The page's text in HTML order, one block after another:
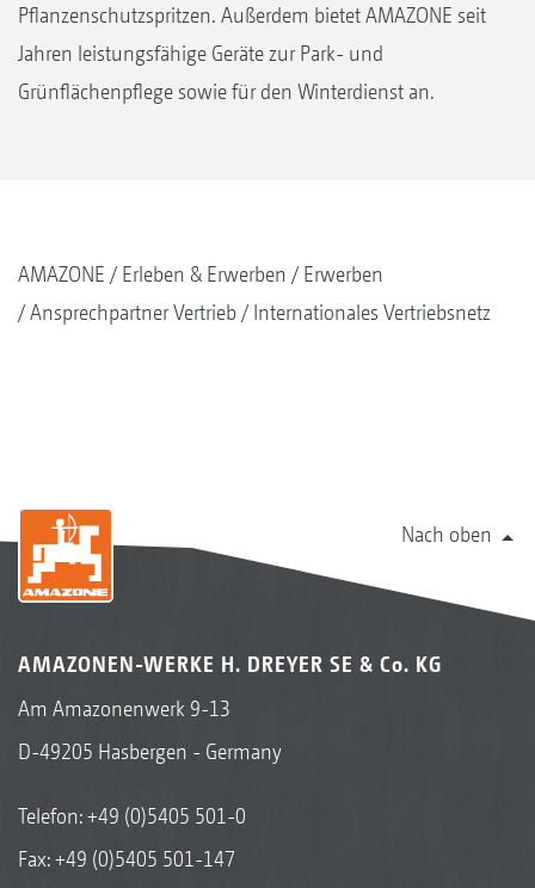
Pflanzenschutzspritzen. Außerdem bietet AMAZONE seit
Jahren leistungsfähige Geräte zur Park- und
Grünflächenpflege sowie für den Winterdienst an.
AMAZONE Erleben & Erwerben
Erwerben
Ansprechpartner Vertrieb
Internationales Vertriebsnetz
Nach oben
AMAZONEN-WERKE H. DREYER SE & Co. KG
Am Amazonenwerk 9-13
D-49205 Hasbergen - Germany
Telefon:+49 (0)5405 501-0
Fax: +49 (0)5405 501-147